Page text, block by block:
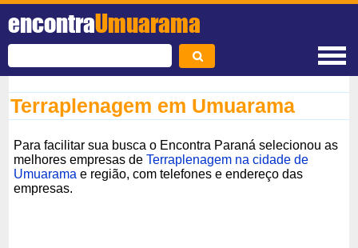
encontraUmuarama
Terraplenagem em Umuarama
Para facilitar sua busca o Encontra Paraná selecionou as
melhores empresas deTerraplenagem na cidade de
Umuarama e região, com telefones e endereço das
empresas.